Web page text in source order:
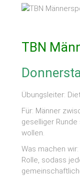
TBN
Übungsleiter:
Für: Männer
geselliger
wollen.
Was machen
Rolle, sodass